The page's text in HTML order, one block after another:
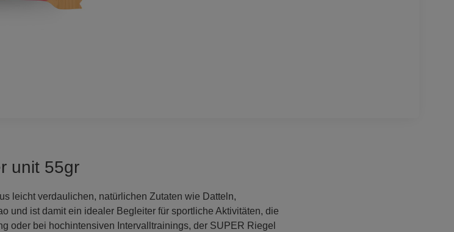
unit 55gr
leicht verdaulichen, natürlichen Zutaten wie Datteln,
und ist damit ein idealer Begleiter für sportliche Aktivitäten, die
oder bei hochintensiven Intervalltrainings, der SUPER Riegel